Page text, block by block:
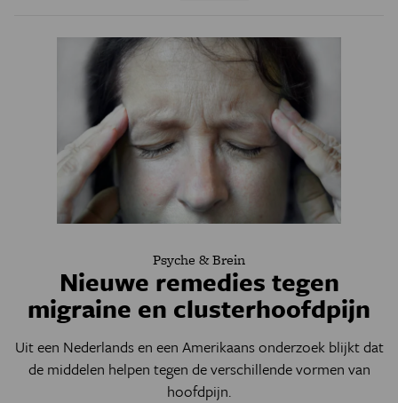
Psyche & Brein
Nieuwe remedies tegen
migraine en clusterhoofdpijn
Uit een Nederlands en een Amerikaans onderzoek blijkt dat
de middelen helpen tegen de verschillende vormen van
hoofdpijn.